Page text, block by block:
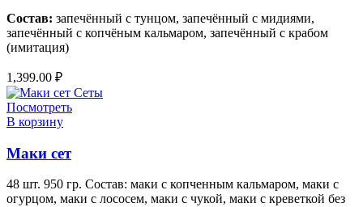
Состав: запечённый с тунцом, запечённый с мидиями,
запечённый с копчёным кальмаром, запечённый с крабом
(имитация)
1,399.00 ₽
Посмотреть
В корзину
Маки сет
48 шт. 950 гр. Состав: маки с копченным кальмаром, маки с
огурцом, маки с лососем, маки с чукой, маки с креветкой без